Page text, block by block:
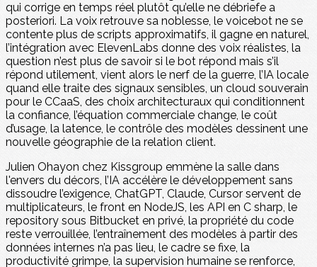
qui corrige en temps réel plutôt qu’elle ne débriefe a
posteriori. La voix retrouve sa noblesse, le voicebot ne se
contente plus de scripts approximatifs, il gagne en naturel,
l’intégration avec ElevenLabs donne des voix réalistes, la
question n’est plus de savoir si le bot répond mais s’il
répond utilement, vient alors le nerf de la guerre, l’IA locale
quand elle traite des signaux sensibles, un cloud souverain
pour le CCaaS, des choix architecturaux qui conditionnent
la confiance, l’équation commerciale change, le coût
d’usage, la latence, le contrôle des modèles dessinent une
nouvelle géographie de la relation client.
Julien Ohayon chez Kissgroup emmène la salle dans
l'envers du décors, l’IA accélère le développement sans
dissoudre l’exigence, ChatGPT, Claude, Cursor servent de
multiplicateurs, le front en NodeJS, les API en C sharp, le
repository sous Bitbucket en privé, la propriété du code
reste verrouillée, l’entraînement des modèles à partir des
données internes n’a pas lieu, le cadre se fixe, la
productivité grimpe, la supervision humaine se renforce,